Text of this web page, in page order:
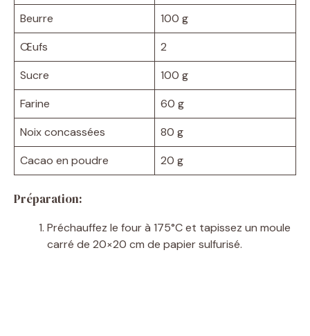
Beurre
100 g
Œufs
2
Sucre
100 g
Farine
60 g
Noix concassées
80 g
Cacao en poudre
20 g
Préparation:
Préchauffez le four à 175°C et tapissez un moule
carré de 20×20 cm de papier sulfurisé.